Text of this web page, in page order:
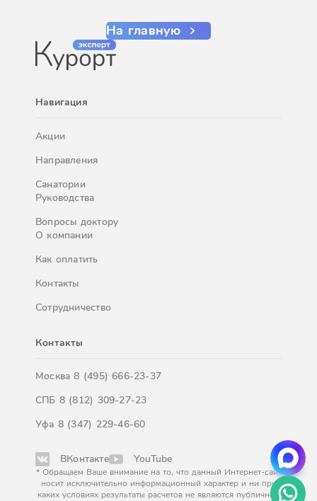
На главную
Навигация
Акции
Направления
Санатории
Руководства
Вопросы доктору
О компании
Как оплатить
Контакты
Сотрудничество
Контакты
Москва8 (495) 666-23-37
СПБ 8 (812) 309-27-23
Уфа 8 (347) 229-46-60
ВКонтакте YouTube
* Обращаем Ваше внимание на то, что данный Интернет-сайт
носит исключительно информационный характер и ни при
каких условиях результаты расчетов не являются публичной